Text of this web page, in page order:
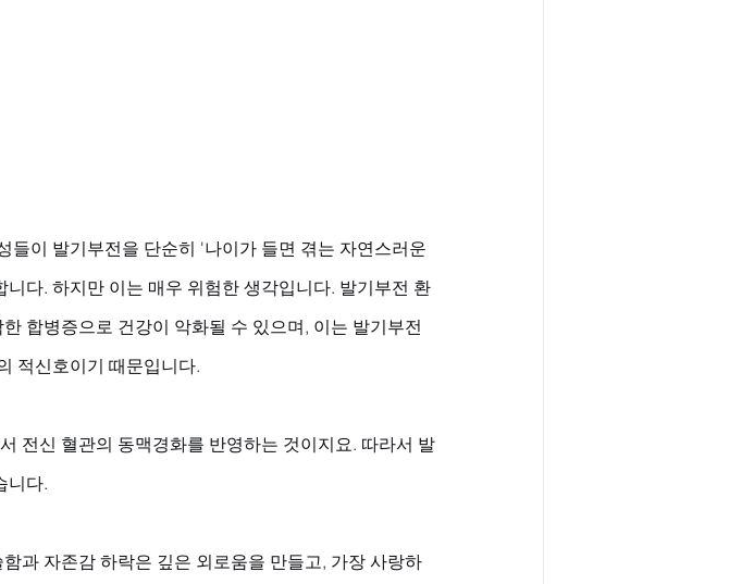
들이 발기부전을 단순히 '나이가 들면 겪는 자연스러운
다. 하지만 이는 매우 위험한 생각입니다. 발기부전 환
합병증으로 건강이 악화될 수 있으며, 이는 발기부전
적신호이기 때문입니다.
전신 혈관의 동맥경화를 반영하는 것이지요. 따라서 발
니다.
과 자존감 하락은 깊은 외로움을 만들고, 가장 사랑하